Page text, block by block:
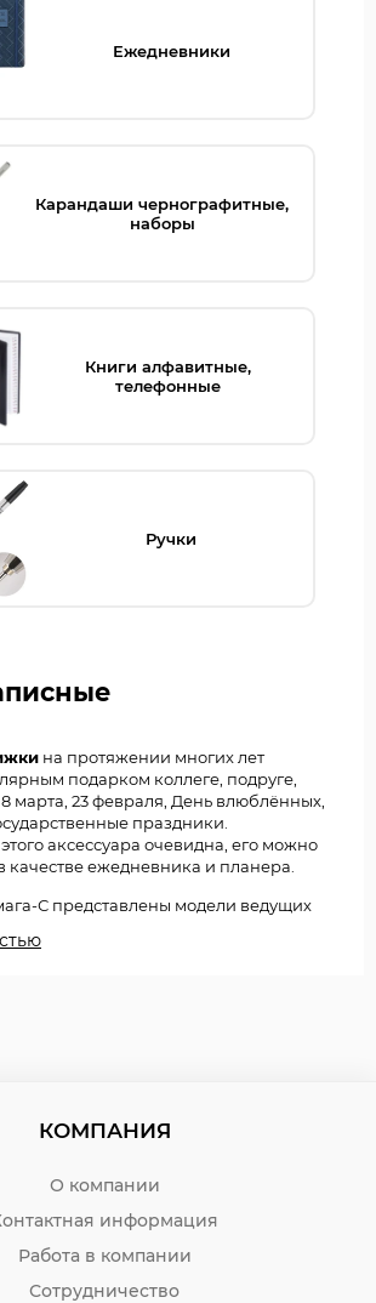
на протяжении многих лет
подарком коллеге, подруге,
марта, 23 февраля, День влюблённых,
праздники.
аксессуара очевидна, его можно
качестве ежедневника и планера.
С представлены модели ведущих
Krause, Hatber, БиДжи, КОКОС, Проф-
Ежедневники
Карандаши чернографитные,
наборы
Книги алфавитные,
телефонные
Ручки
КОМПАНИЯ
О компании
информация
Работа в компании
Сотрудничество